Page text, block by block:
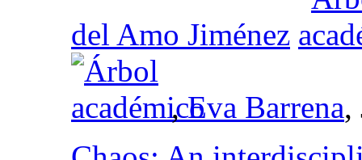
del Amo Jiménez
,Eva Barrena,